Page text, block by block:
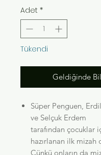
Adet *
Tükendi
Geldiğinde
Süper Penguen,
ve Selçuk Erdem
tarafından çocuklar
hazırlanan ilk mizah
Çünkü onların da